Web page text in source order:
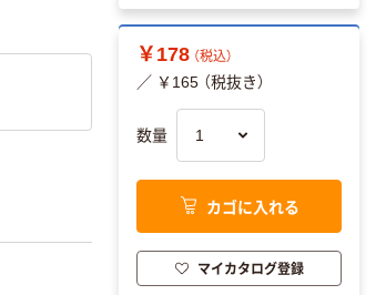
￥178 （税込）
／ ￥165 （税抜き）
数量
カゴに入れる
マイカタログ登録